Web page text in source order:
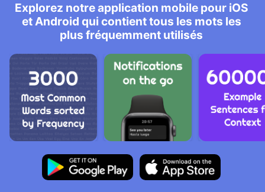
Explorez notre application mobile pour iOS
et Android qui contient tous les mots les
plus fréquemment utilisés